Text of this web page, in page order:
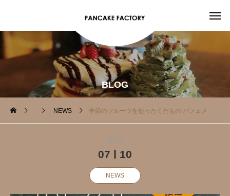
BLOG
NEWS 季節のフルーツを使ったくだもの パフェメニュー
2023
07 10
NEWS